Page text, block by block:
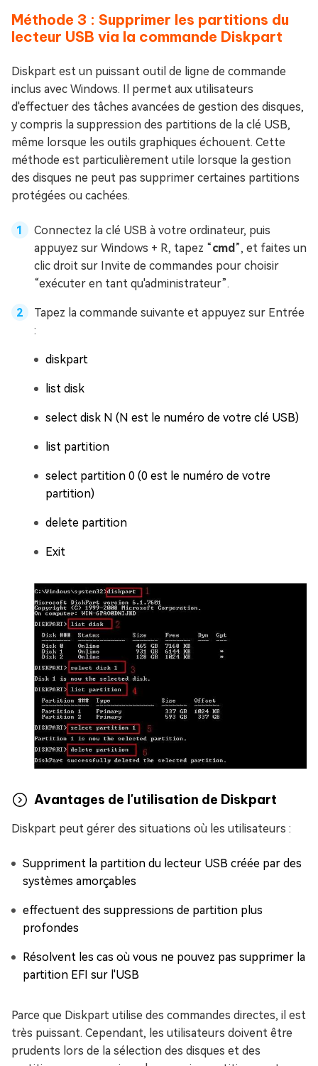
Méthode 3 : Supprimer les partitions du
lecteur USB via la commande Diskpart
Diskpart est un puissant outil de ligne de commande
inclus avec Windows. Il permet aux utilisateurs
d'effectuer des tâches avancées de gestion des disques,
y compris la suppression des partitions de la clé USB,
même lorsque les outils graphiques échouent. Cette
méthode est particulièrement utile lorsque la gestion
des disques ne peut pas supprimer certaines partitions
protégées ou cachées.
Connectez la clé USB à votre ordinateur, puis
appuyez sur Windows + R, tapez “cmd ”, et faites un
clic droit sur Invite de commandes pour choisir
“exécuter en tant qu'administrateur”.
Tapez la commande suivante et appuyez sur Entrée
:
diskpart
list disk
select disk N (N est le numéro de votre clé USB)
list partition
select partition 0 (0 est le numéro de votre
partition)
delete partition
Exit
Avantages de l'utilisation de Diskpart
Diskpart peut gérer des situations où les utilisateurs :
Suppriment la partition du lecteur USB créée par des
systèmes amorçables
effectuent des suppressions de partition plus
profondes
Résolvent les cas où vous ne pouvez pas supprimer la
partition EFI sur l'USB
Parce que Diskpart utilise des commandes directes, il est
très puissant. Cependant, les utilisateurs doivent être
prudents lors de la sélection des disques et des